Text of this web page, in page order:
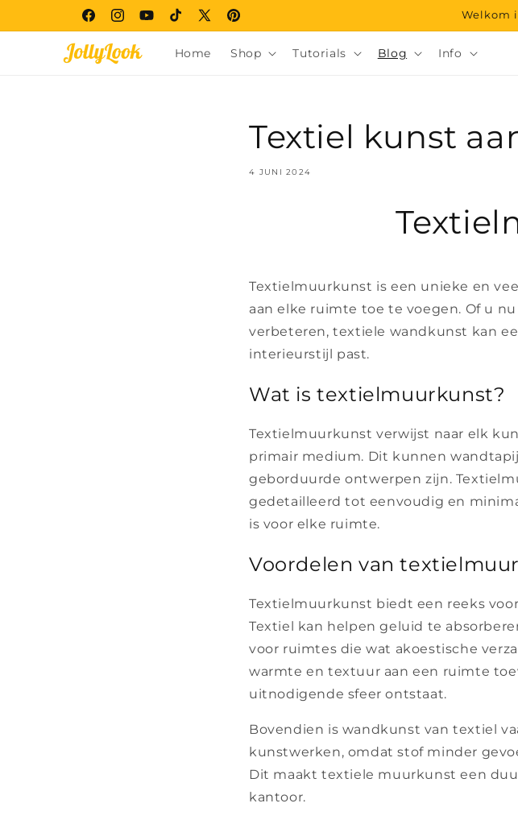
content
FacebookInstagram
YouTubeTikTok
X
Pinterest
Welkom
Home Shop Tutorials Blog Info
Textiel kunst
4 JUNI 2024
Textielmuurkunst is een unieke en
aan elke ruimte toe te voegen. Of u
verbeteren, textiele wandkunst kan
interieurstijl past.
Wat is textielmuurkunst?
Textielmuurkunst verwijst naar elk
primair medium. Dit kunnen
geborduurde ontwerpen zijn.
gedetailleerd tot eenvoudig en
is voor elke ruimte.
Voordelen van
Textielmuurkunst biedt een reeks
Textiel kan helpen geluid te
voor ruimtes die wat akoestische
warmte en textuur aan een ruimte
uitnodigende sfeer ontstaat.
Bovendien is wandkunst van textiel
kunstwerken, omdat stof minder
Dit maakt textiele muurkunst een
kantoor.